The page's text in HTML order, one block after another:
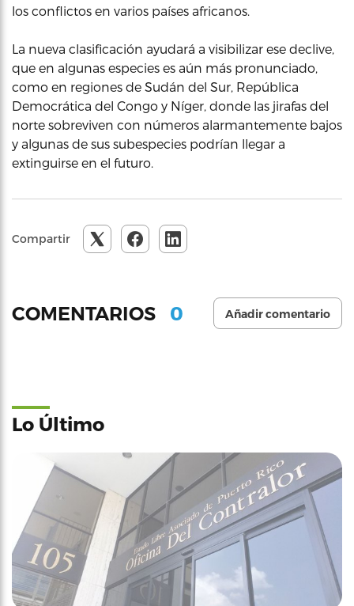
los conflictos en varios países africanos.
La nueva clasificación ayudará a visibilizar ese declive,
que en algunas especies es aún más pronunciado,
como en regiones de Sudán del Sur, República
Democrática del Congo y Níger, donde las jirafas del
norte sobreviven con números alarmantemente bajos
y algunas de sus subespecies podrían llegar a
extinguirse en el futuro.
Compartir
COMENTARIOS 0 Añadir comentario
Lo Último